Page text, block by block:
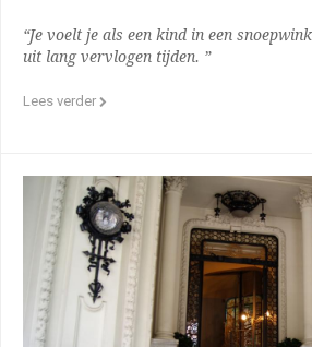
“Je voelt je als een kind in een
uit lang vervlogen tijden. ”
Lees verder